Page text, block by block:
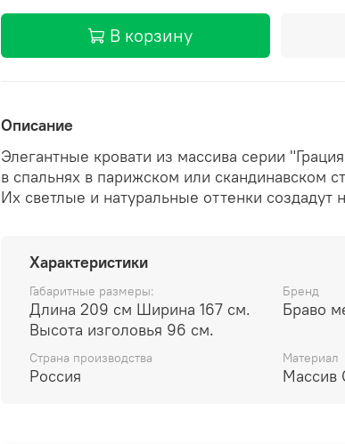
В корзину
Описание
Элегантные кровати из массива серии
в спальнях в парижском или скандинавском
Их светлые и натуральные оттенки создадут
Характеристики
Габаритные размеры:
Длина 209 см Ширина 167 см.
Высота изголовья 96 см.
Бренд
Браво
Страна производства
Россия
Материал
Массив